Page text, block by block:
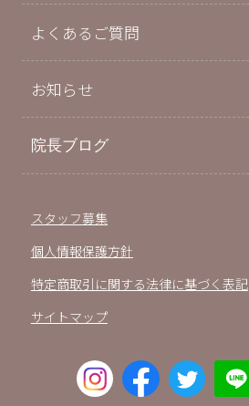
よくあるご質問
お知らせ
院長ブログ
スタッフ募集
個人情報保護方針
特定商取引に関する法律に基づく表記
サイトマップ